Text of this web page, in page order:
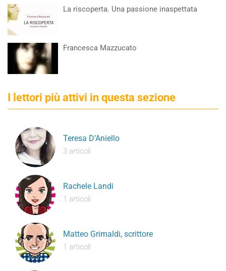
La riscoperta. Una passione inaspettata
Francesca Mazzucato
I lettori più attivi in questa sezione
Teresa D’Aniello
3 articoli
Rachele Landi
1 articoli
Matteo Grimaldi, scrittore
1 articoli